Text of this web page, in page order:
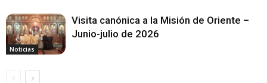
Noticias
Visita canónica a la Misión de Oriente –
Junio-julio de 2026